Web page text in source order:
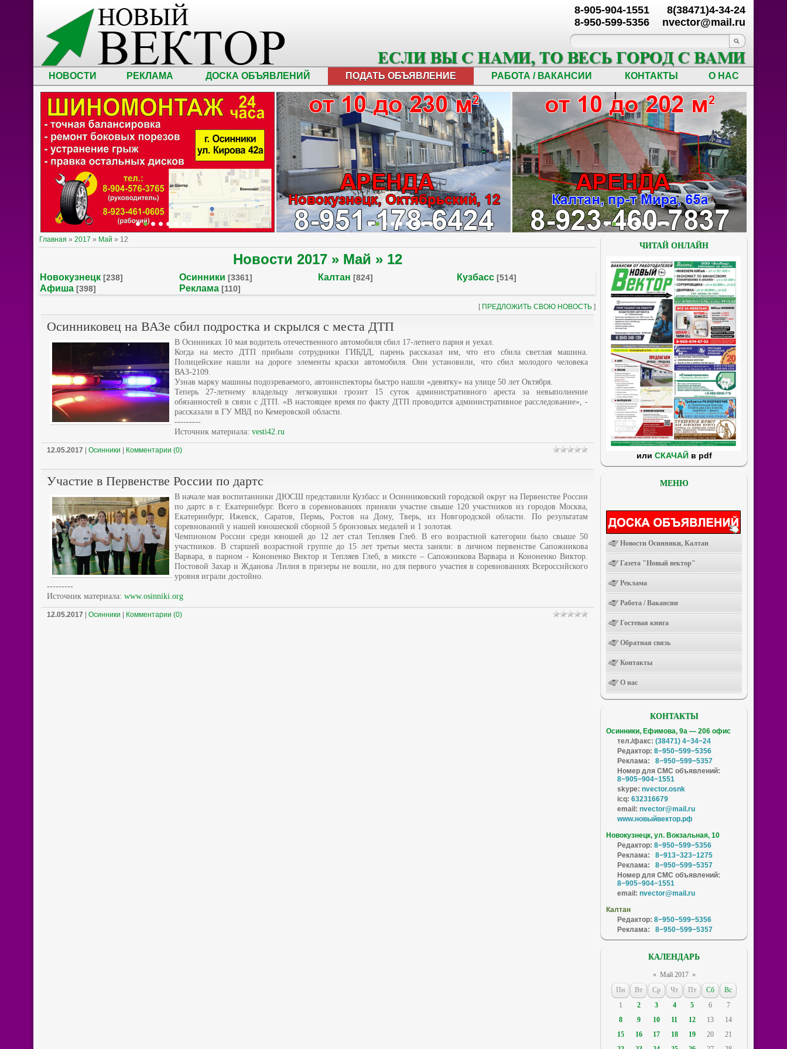
8(38471)4-34-24
nvector@mail.ru
8-905-904-1551
8-950-599-5356
НОВОСТИ РЕКЛАМА ДОСКА ОБЪЯВЛЕНИЙ ПОДАТЬ ОБЪЯВЛЕНИЕ РАБОТА / ВАКАНСИИ КОНТАКТЫ О НАС
Главная » 2017 » Май » 12
Новости 2017 » Май » 12
Новокузнецк [238] Осинники [3361] Калтан [824] Кузбасс [514]
Афиша [398] Реклама [110]
[ ПРЕДЛОЖИТЬ СВОЮ НОВОСТЬ ]
Осинниковец на ВАЗе сбил подростка и скрылся с места ДТП
В Осинниках 10 мая водитель отечественного автомобиля сбил 17-летнего парня и уехал.
Когда на место ДТП прибыли сотрудники ГИБДД, парень рассказал им, что его сбила светлая машина.
Полицейские нашли на дороге элементы краски автомобиля. Они установили, что сбил молодого человека
ВАЗ-2109.
Узнав марку машины подозреваемого, автоинспекторы быстро нашли «девятку» на улице 50 лет Октября.
Теперь 27-летнему владельцу легковушки грозит 15 суток административного ареста за невыполнение
обязанностей в связи с ДТП. «В настоящее время по факту ДТП проводится административное расследование», -
рассказали в ГУ МВД по Кемеровской области.
---------
Источник материала: vesti42.ru
12.05.2017 Осинники Комментарии (0)
Участие в Первенстве России по дартс
В начале мая воспитанники ДЮСШ представили Кузбасс и Осинниковский городской округ на Первенстве России
по дартс в г. Екатеринбург. Всего в соревнованиях приняли участие свыше 120 участников из городов Москва,
Екатеринбург, Ижевск, Саратов, Пермь, Ростов на Дону, Тверь, из Новгородской области. По результатам
соревнований у нашей юношеской сборной 5 бронзовых медалей и 1 золотая.
Чемпионом России среди юношей до 12 лет стал Тепляев Глеб. В его возрастной категории было свыше 50
участников. В старшей возрастной группе до 15 лет третьи места заняли: в личном первенстве Сапожникова
Варвара, в парном - Кононенко Виктор и Тепляев Глеб, в миксте – Сапожникова Варвара и Кононенко Виктор.
Постовой Захар и Жданова Лилия в призеры не вошли, но для первого участия в соревнованиях Всероссийского
уровня играли достойно.
---------
Источник материала: www.osinniki.org
12.05.2017 Осинники Комментарии (0)
ЧИТАЙ ОНЛАЙН
или СКАЧАЙв pdf
МЕНЮ
Новости Осинники, Калтан
Газета "Новый вектор"
Реклама
Работа / Вакансии
Гостевая книга
Обратная связь
Контакты
О нас
КОНТАКТЫ
Осинники, Ефимова, 9а — 206 офис
тел./факс: (38471) 4−34−24
Редактор: 8−950−599−5356
Реклама:
8−950−599−5357
Номер для СМС объявлений:
8−905−904−1551
skype: nvector.osnk
icq: 632316679
email: nvector@mail.ru
www.новыйвектор.рф
Новокузнецк, ул. Вокзальная, 10
Редактор: 8−950−599−5356
Реклама:
8−913−323−1275
Реклама:
8−950−599−5357
Номер для СМС объявлений:
8−905−904−1551
email: nvector@mail.ru
Калтан
Редактор: 8−950−599−5356
Реклама:
8−950−599−5357
КАЛЕНДАРЬ
« Май 2017 »
Пн
Вт Ср Чт Пт Сб
Вс
1
2 3 4 5 6
7
8
9 10 11 12 13
14
15
16 17 18 19 20
21